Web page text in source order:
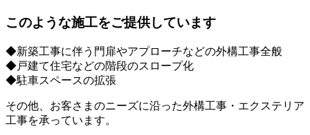
このような施工をご提供しています
◆新築工事に伴う門扉やアプローチなどの外構工事全般
◆戸建て住宅などの階段のスロープ化
◆駐車スペースの拡張
その他、お客さまのニーズに沿った外構工事・エクステリア
工事を承っています。